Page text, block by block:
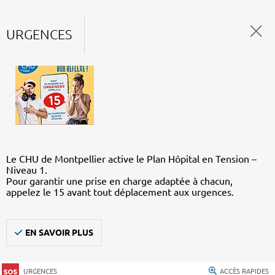
URGENCES
Le CHU de Montpellier active le Plan Hôpital en Tension –
Niveau 1.
Pour garantir une prise en charge adaptée à chacun,
appelez le 15 avant tout déplacement aux urgences.
EN SAVOIR PLUS
URGENCES ACCÈS RAPIDES